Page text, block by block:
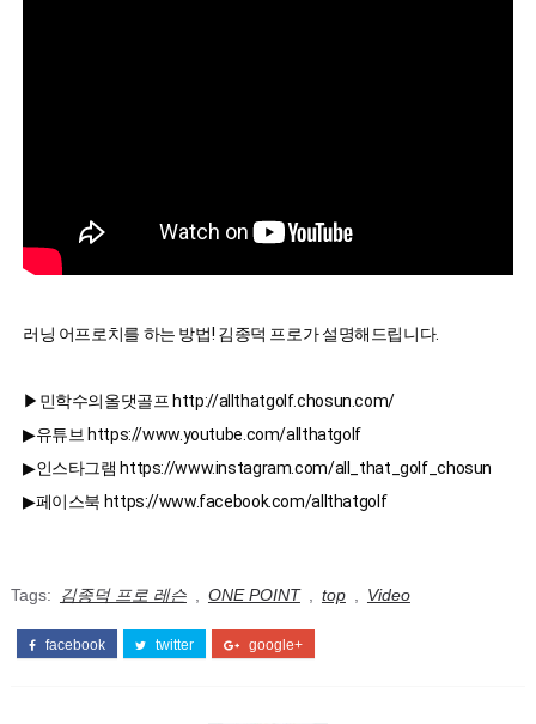
러닝 어프로치를 하는 방법! 김종덕 프로가 설명해드립니다.
▶민학수의올댓골프 http://allthatgolf.chosun.com/
▶유튜브 https://www.youtube.com/allthatgolf
▶인스타그램 https://www.instagram.com/all_that_golf_chosun
▶페이스북 https://www.facebook.com/allthatgolf
Tags: 김종덕 프로 레슨 ONE POINT top Video
facebook twitter google+